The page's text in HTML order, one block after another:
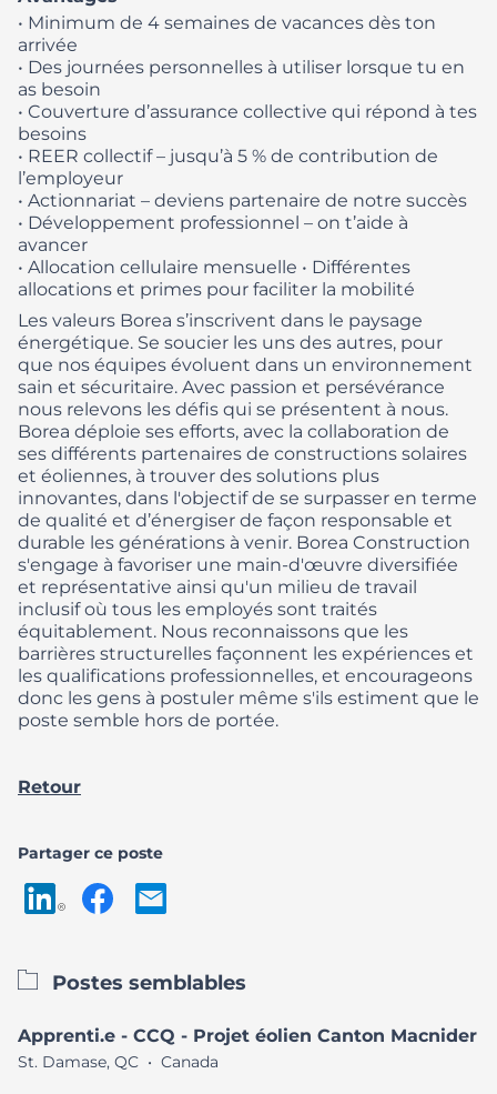
• Minimum de 4 semaines de vacances dès ton
arrivée
• Des journées personnelles à utiliser lorsque tu en
as besoin
• Couverture d’assurance collective qui répond à tes
besoins
• REER collectif – jusqu’à 5 % de contribution de
l’employeur
• Actionnariat – deviens partenaire de notre succès
• Développement professionnel – on t’aide à
avancer
• Allocation cellulaire mensuelle • Différentes
allocations et primes pour faciliter la mobilité
Les valeurs Borea s’inscrivent dans le paysage
énergétique. Se soucier les uns des autres, pour
que nos équipes évoluent dans un environnement
sain et sécuritaire. Avec passion et persévérance
nous relevons les défis qui se présentent à nous.
Borea déploie ses efforts, avec la collaboration de
ses différents partenaires de constructions solaires
et éoliennes, à trouver des solutions plus
innovantes, dans l'objectif de se surpasser en terme
de qualité et d’énergiser de façon responsable et
durable les générations à venir. Borea Construction
s'engage à favoriser une main-d'œuvre diversifiée
et représentative ainsi qu'un milieu de travail
inclusif où tous les employés sont traités
équitablement. Nous reconnaissons que les
barrières structurelles façonnent les expériences et
les qualifications professionnelles, et encourageons
donc les gens à postuler même s'ils estiment que le
poste semble hors de portée.
Retour
Partager ce poste
Postes semblables
Apprenti.e - CCQ - Projet éolien Canton Macnider
St. Damase, QC • Canada